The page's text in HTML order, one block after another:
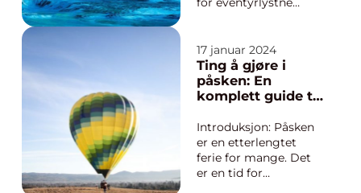
mangfoldet og
energien i denne
verdensmetropolen.
Byen byr på et utall av
og opplevelser som
passer f...
17 januar 2024
Ting å gjøre i
påsken: En
komplett guide til
oppleve ferien
Introduksjon: Påsken
er en etterlengtet
ferie for mange. Det
er en tid for